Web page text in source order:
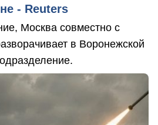
- Reuters
Москва совместно с
в Воронежской